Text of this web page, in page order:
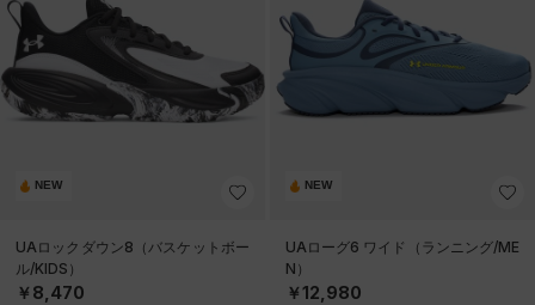
NEW
UAロックダウン8（バスケットボー
ル/KIDS）
￥8,470
NEW
UAローグ6 ワイド（ランニング/ME
N）
￥12,980